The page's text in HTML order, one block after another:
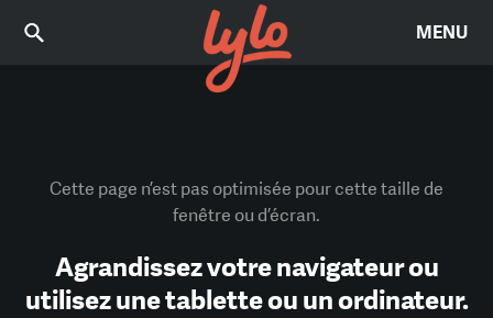
MENU
Cette page n’est pas optimisée pour cette taille de
fenêtre ou d’écran.
Agrandissez votre navigateur ou
utilisez une tablette ou un ordinateur.